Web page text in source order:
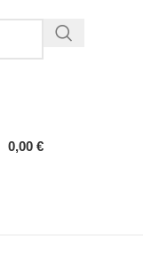
0,00 €